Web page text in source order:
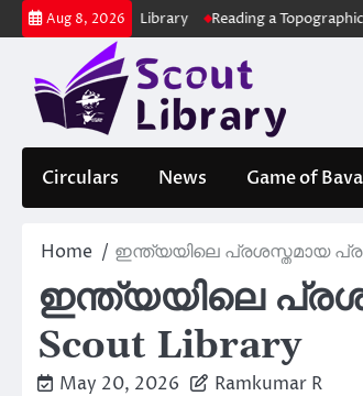
Skip
to
Aug 8, 2026
| Scout Library Reading a Topographic Map |
Circulars News Game of
Home ഇന്ത്യയിലെ പ്രശസ്തമായ
ഇന്ത്യയിലെ
Scout Library
May 20, 2026 Ramkumar R